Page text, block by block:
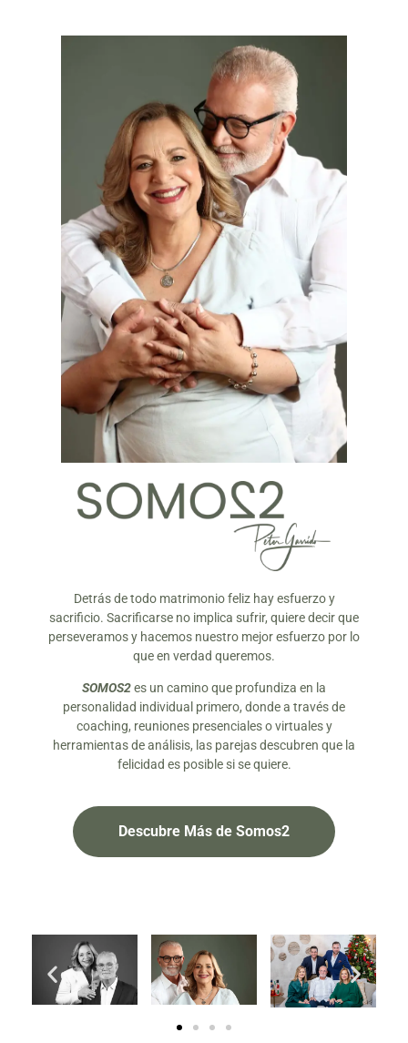
Detrás de todo matrimonio feliz hay esfuerzo y
sacrificio. Sacrificarse no implica sufrir, quiere decir que
perseveramos y hacemos nuestro mejor esfuerzo por lo
que en verdad queremos.
SOMOS2es un camino que profundiza en la
personalidad individual primero, donde a través de
coaching, reuniones presenciales o virtuales y
herramientas de análisis, las parejas descubren que la
felicidad es posible si se quiere.
Descubre Más de Somos2